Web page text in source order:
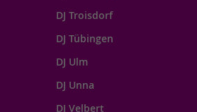
DJ Troisdorf
DJ Tübingen
DJ Ulm
DJ Unna
DJ Velbert